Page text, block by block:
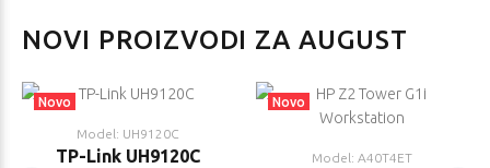
NOVI PROIZVODI ZA AUGUST
Novo
Model: UH9120C
TP-Link UH9120C
Novo
Model: A40T4ET